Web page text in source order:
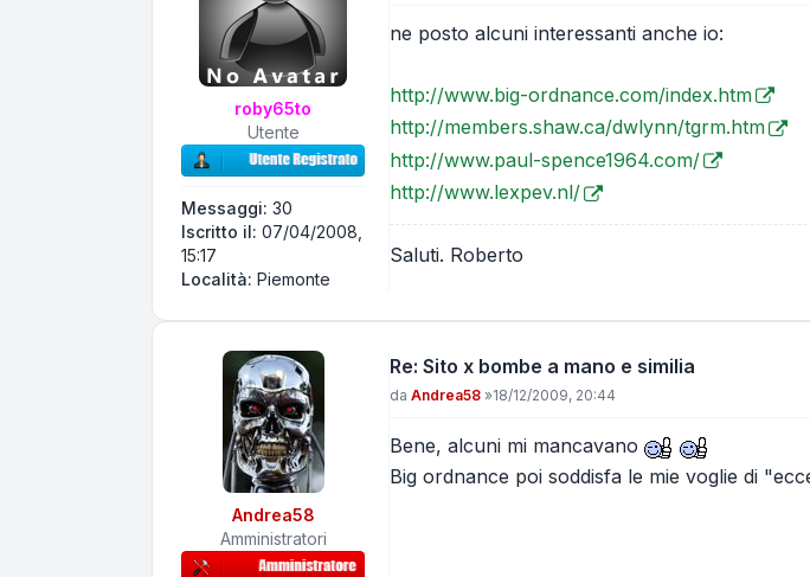
roby65to
Utente
Messaggi: 30
Iscritto il: 07/04/2008,
15:17
Località: Piemonte
ne posto alcuni interessanti anche io:
http://www.big-ordnance.com/index.htm
http://members.shaw.ca/dwlynn/tgrm.htm
http://www.paul-spence1964.com/
http://www.lexpev.nl/
Saluti. Roberto
Andrea58
Amministratori
Re: Sito x bombe a mano e similia
Messaggio
da Andrea58 »18/12/2009, 20:44
Bene, alcuni mi mancavano
Big ordnance poi soddisfa le mie voglie di